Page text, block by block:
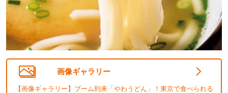
画像ギャラリー
【画像ギャラリー】ブーム到来「やわうどん」！東京で食べられる